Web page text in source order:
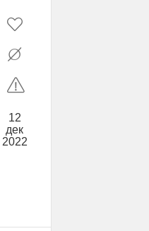
12
дек
2022